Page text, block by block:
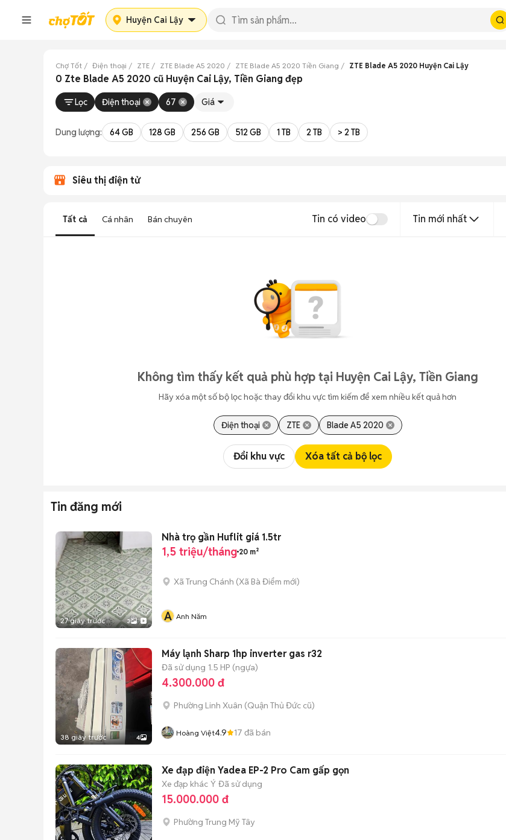
Huyện Cai Lậy
Chợ Tốt Điện thoại ZTE ZTE Blade A5 2020 ZTE Blade A5 2020 Tiền Giang ZTE Blade A5 2020 Huyện Cai Lậy
0 Zte Blade A5 2020 cũ Huyện Cai Lậy, Tiền Giang đẹp
Lọc Điện thoại 67 Giá
Dung lượng: 64 GB 128 GB 256 GB 512 GB 1 TB 2 TB > 2 TB
Siêu thị điện tử
Tất cả Cá nhân Bán chuyên Tin có video Tin mới nhất
Không tìm thấy kết quả phù hợp tại Huyện Cai Lậy, Tiền Giang
Hãy xóa một số bộ lọc hoặc thay đổi khu vực tìm kiếm để xem nhiều kết quả hơn
Điện thoại ZTE Blade A5 2020
Đổi khu vực Xóa tất cả bộ lọc
Tin đăng mới
27 giây trước 3
Nhà trọ gần Huflit giá 1.5tr
1,5 triệu/tháng 20 m²
Xã Trung Chánh (Xã Bà Điểm mới)
A Anh Năm
38 giây trước 4
Máy lạnh Sharp 1hp inverter gas r32
Đã sử dụng 1.5 HP (ngựa)
4.300.000 đ
Phường Linh Xuân (Quận Thủ Đức cũ)
Hoàng Việt4.9 17 đã bán
Xe đạp điện Yadea EP-2 Pro Cam gấp gọn
Xe đạp khác Ý Đã sử dụng
15.000.000 đ
Phường Trung Mỹ Tây